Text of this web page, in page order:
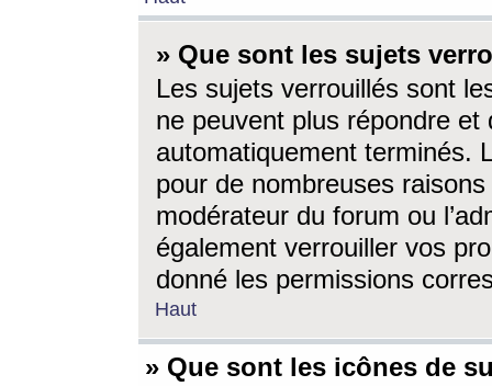
» Que sont les sujets
Les sujets verrouillés sont
ne peuvent plus répondre
automatiquement terminés.
pour de nombreuses
modérateur du forum ou
également verrouiller vos
donné les permissions
Haut
» Que sont les icônes de